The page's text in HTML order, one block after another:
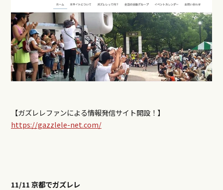
【ガズレレファンによる情報発信サイト開設！】
https://gazzlele-net.com/
11/11 京都でガズレレ